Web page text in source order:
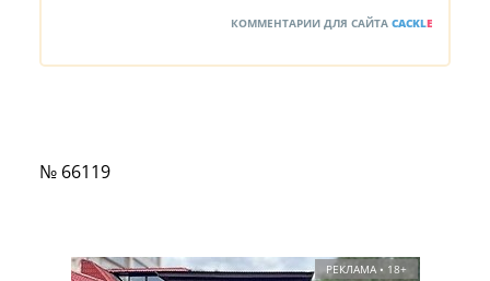
КОММЕНТАРИИ ДЛЯ САЙТА CACKLE
№ 66119
РЕКЛАМА • 18+